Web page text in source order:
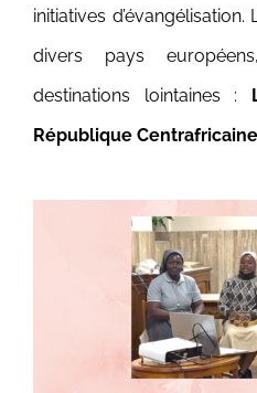
initiatives
divers pays
destinations lointaines :
République